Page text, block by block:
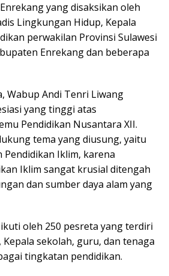
yang disaksikan oleh
Lingkungan Hidup, Kepala
perwakilan Provinsi Sulawesi
Enrekang dan beberapa
Wabup Andi Tenri Liwang
yang tinggi atas
Pendidikan Nusantara XII.
tema yang diusung, yaitu
Pendidikan Iklim, karena
Iklim sangat krusial ditengah
dan sumber daya alam yang
oleh 250 pesreta yang terdiri
sekolah, guru, dan tenaga
tingkatan pendidikan.